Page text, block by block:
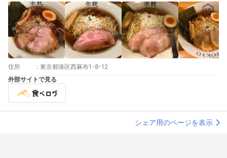
住所 : 東京都港区西麻布1-8-12
外部サイトで見る
シェア用のページを表示